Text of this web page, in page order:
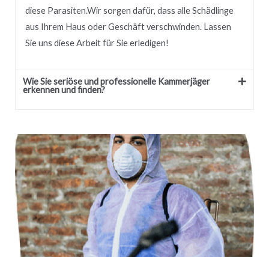
diese Parasiten.Wir sorgen dafür, dass alle Schädlinge
aus Ihrem Haus oder Geschäft verschwinden. Lassen
Sie uns diese Arbeit für Sie erledigen!
Wie Sie seriöse und professionelle Kammerjäger
erkennen und finden?